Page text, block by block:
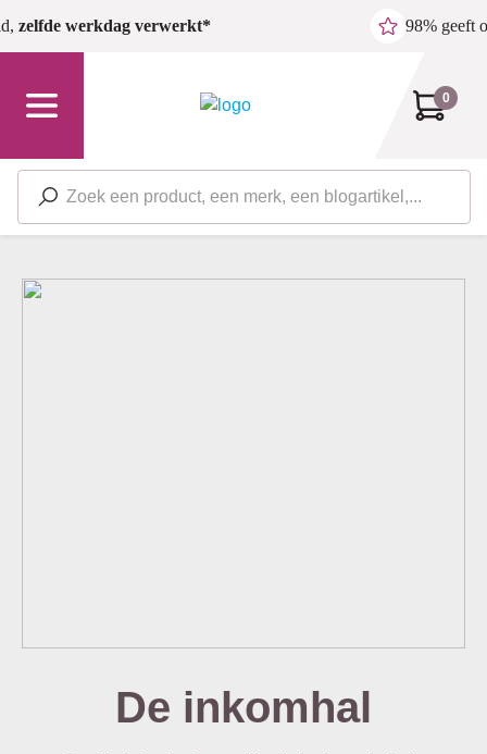
Ga naar de hoofdinhoud
zelfde werkdag verwerkt* 98% geeft
0
De inkomhal